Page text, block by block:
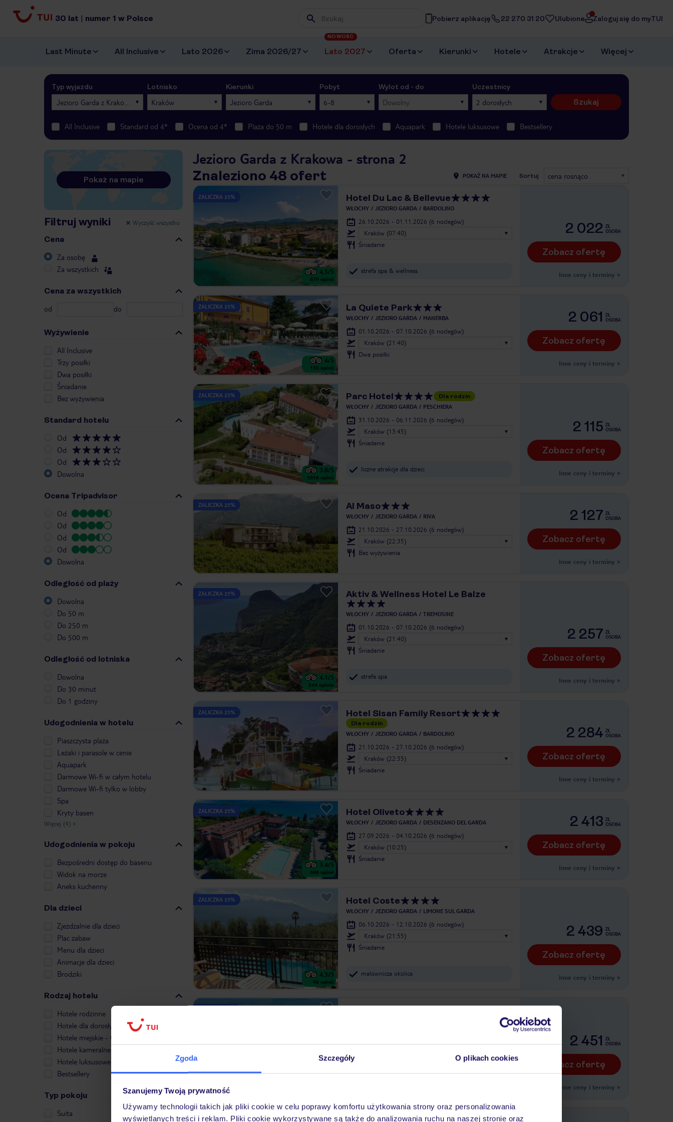
Zgoda Szczegóły O plikach cookies
Szanujemy Twoją prywatność
Używamy technologii takich jak pliki cookie w celu poprawy komfortu użytkowania strony oraz personalizowania
wyświetlanych treści i reklam. Pliki cookie wykorzystywane są także do analizowania ruchu na naszej stronie oraz
30 lat | numer 1 w Polsce Wpisz frazę, której szukasz
Pobierz aplikację 22 270 31 20 Ulubione Zaloguj się do myTUI
Last Minute All Inclusive Lato 2026 Zima 2026/27 Lato 2027
NOWOŚĆ
Oferta Kierunki Hotele Atrakcje Więcej
Typ wyjazdu
Jezioro Garda z Krakowa
Lotnisko
Kraków
Kierunki
Jezioro Garda
Pobyt
6-8
Wylot od - do
Dowolny
Uczestnicy
2 dorosłych Szukaj
All Inclusive Standard od 4* Ocena od 4* Plaża do 50 m Hotele dla dorosłych Aquapark Hotele luksusowe Bestsellery
Pokaż na mapie
Filtruj wyniki Wyczyść wszystko
Cena
Za osobę
Za wszystkich
Cena za wszystkich
od do
Wyżywienie
All Inclusive
Trzy posiłki
Dwa posiłki
Śniadanie
Bez wyżywienia
Standard hotelu
Od
Od
Od
Dowolna
Ocena Tripadvisor
Od
Od
Od
Od
Dowolna
Odległość od plaży
Dowolna
Do 50 m
Do 250 m
Do 500 m
Odległość od lotniska
Dowolna
Do 30 minut
Do 1 godziny
Udogodnienia w hotelu
Piaszczysta plaża
Leżaki i parasole w cenie
Aquapark
Darmowe Wi-fi w całym hotelu
Darmowe Wi-fi tylko w lobby
Spa
Kryty basen
Więcej (4) »
Udogodnienia w pokoju
Bezpośredni dostęp do basenu
Widok na morze
Aneks kuchenny
Dla dzieci
Zjeżdzalnie dla dzieci
Plac zabaw
Menu dla dzieci
Animacje dla dzieci
Brodziki
Rodzaj hotelu
Hotele rodzinne
Hotele dla dorosłych
Hotele miejskie - City Break
Hotele kameralne
Hotele luksusowe
Bestsellery
Typ pokoju
Suita
Jezioro Garda z Krakowa - strona 2
Znaleziono 48 ofert POKAŻ NA MAPIE Sortuj cena rosnąco
ZALICZKA 25%
4.5/5
679 opinii
Hotel Du Lac & Bellevue
WŁOCHY JEZIORO GARDA BARDOLINO
26.10.2026 - 01.11.2026 (6 noclegów)
Kraków (07:40)
Śniadanie
strefa spa & wellness
2 022 ZŁ
OSOBA
Zobacz ofertę
Inne ceny i terminy »
ZALICZKA 25%
4/5
130 opinii
La Quiete Park
WŁOCHY JEZIORO GARDA MANERBA
01.10.2026 - 07.10.2026 (6 noclegów)
Kraków (21:40)
Dwa posiłki
2 061
ZŁ
OSOBA
Zobacz ofertę
Inne ceny i terminy »
ZALICZKA 25%
3.8/5
1616 opinii
Parc Hotel Dla rodzin
WŁOCHY JEZIORO GARDA PESCHIERA
31.10.2026 - 06.11.2026 (6 noclegów)
Kraków (13:45)
Śniadanie
liczne atrakcje dla dzieci
2 115 ZŁ
OSOBA
Zobacz ofertę
Inne ceny i terminy »
ZALICZKA 25% Al Maso
WŁOCHY JEZIORO GARDA RIVA
21.10.2026 - 27.10.2026 (6 noclegów)
Kraków (22:35)
Bez wyżywienia
2 127 ZŁ
OSOBA
Zobacz ofertę
Inne ceny i terminy »
ZALICZKA 25%
4.1/5
344 opinie
Aktiv & Wellness Hotel Le Balze
WŁOCHY JEZIORO GARDA TREMOSINE
01.10.2026 - 07.10.2026 (6 noclegów)
Kraków (21:40)
Śniadanie
strefa spa
2 257 ZŁ
OSOBA
Zobacz ofertę
Inne ceny i terminy »
ZALICZKA 25% Hotel Sisan Family Resort
Dla rodzin
WŁOCHY JEZIORO GARDA BARDOLINO
21.10.2026 - 27.10.2026 (6 noclegów)
Kraków (22:35)
Śniadanie
2 284 ZŁ
OSOBA
Zobacz ofertę
Inne ceny i terminy »
ZALICZKA 25%
3.4/5
696 opinii
Hotel Oliveto
WŁOCHY JEZIORO GARDA DESENZANO DEL GARDA
27.09.2026 - 04.10.2026 (6 noclegów)
Kraków (10:25)
Śniadanie
2 413 ZŁ
OSOBA
Zobacz ofertę
Inne ceny i terminy »
ZALICZKA 25%
4.3/5
96 opinii
Hotel Coste
WŁOCHY JEZIORO GARDA LIMONE SUL GARDA
06.10.2026 - 12.10.2026 (6 noclegów)
Kraków (21:55)
Śniadanie
malownicza okolica
2 439 ZŁ
OSOBA
Zobacz ofertę
Inne ceny i terminy »
Kraków (21:55)
2 451
ZŁ
OSOBA
Zobacz ofertę
Inne ceny i terminy »
ZALICZKA 25% Active Hotel Paradiso & Golf